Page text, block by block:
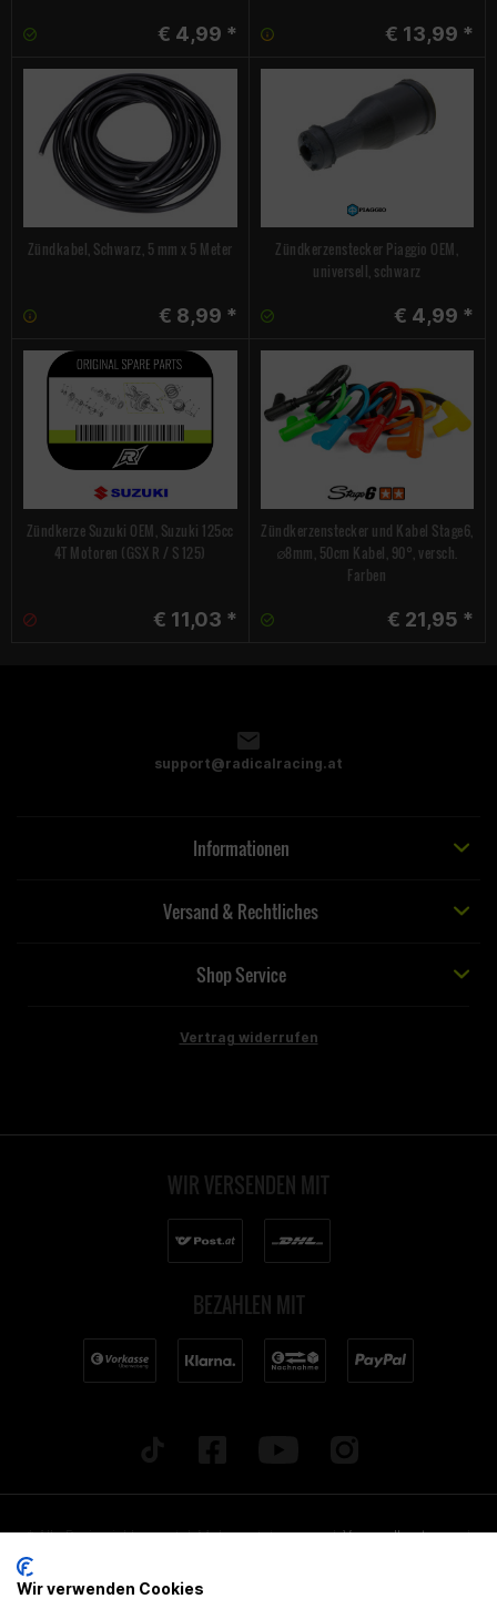
€ 4,99 * € 13,99 *
Zündkabel, Schwarz, 5 mm x 5 Meter
€ 8,99 *
Zündkerzenstecker Piaggio OEM,
universell, schwarz
€ 4,99 *
Zündkerze Suzuki OEM, Suzuki 125cc
4T Motoren (GSX R / S 125)
€ 11,03 *
Zündkerzenstecker und Kabel Stage6,
∅8mm, 50cm Kabel, 90°, versch.
Farben
€ 21,95 *
support@radicalracing.at
Informationen
Versand & Rechtliches
Shop Service
Vertrag widerrufen
WIR VERSENDEN MIT
BEZAHLEN MIT
* Alle Preise inkl. gesetzl. Mehrwertsteuer zzgl.Versandkostenund
angegebenen Lieferzeiten beziehen sich auf Deutschland!
Wir verwenden Cookies